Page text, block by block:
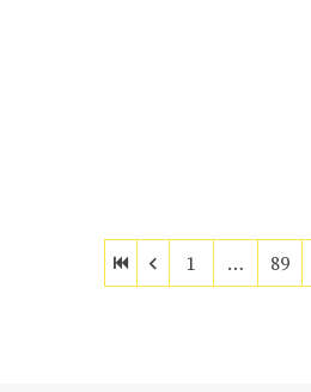
1 … 89